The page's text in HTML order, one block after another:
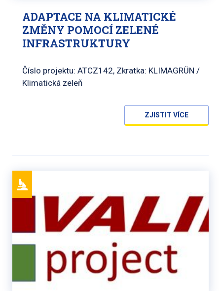
ADAPTACE NA KLIMATICKÉ
ZMĚNY POMOCÍ ZELENÉ
INFRASTRUKTURY
Číslo projektu: ATCZ142, Zkratka: KLIMAGRÜN /
Klimatická zeleň
ZJISTIT VÍCE